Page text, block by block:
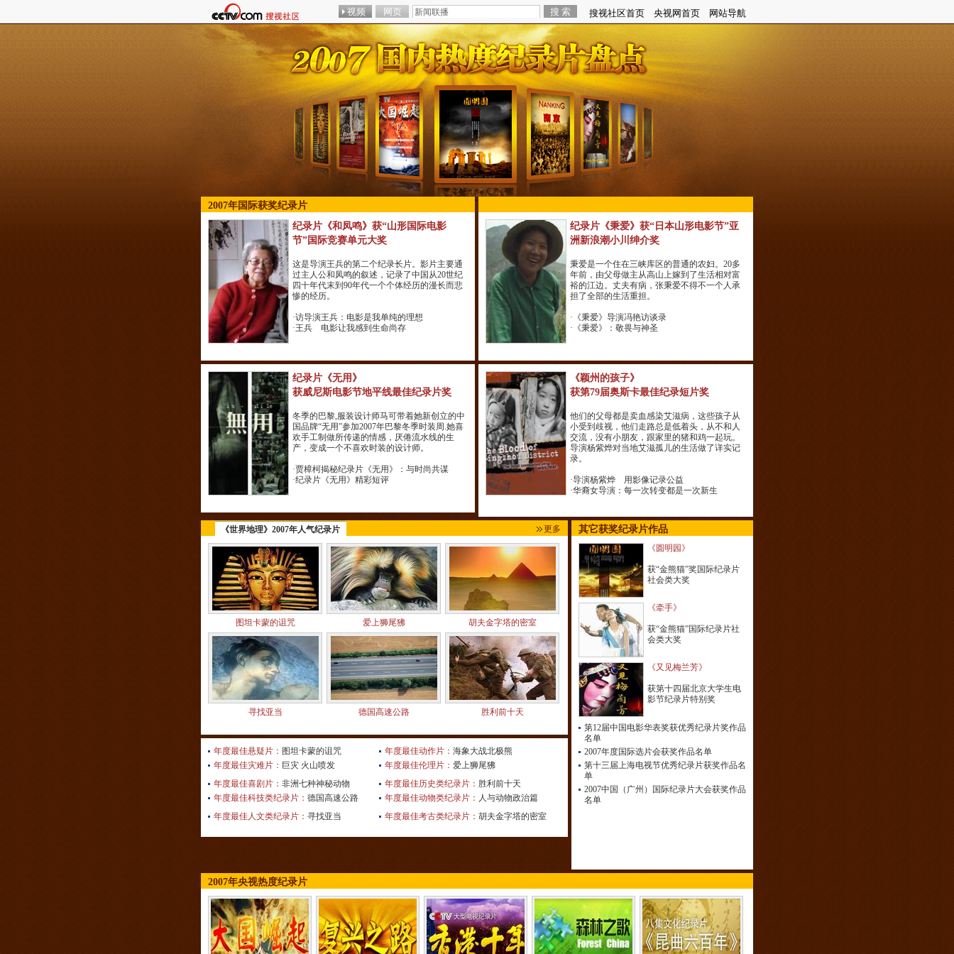
2007年国际获奖纪录片
纪录片《和凤鸣》获“山形国际电影
节”国际竞赛单元大奖
这是导演王兵的第二个纪录长片。影片主要通
过主人公和凤鸣的叙述，记录了中国从20世纪
四十年代末到90年代一个个体经历的漫长而悲
惨的经历。
·访导演王兵：电影是我单纯的理想
·王兵 电影让我感到生命尚存
纪录片《无用》
获威尼斯电影节地平线最佳纪录片奖
冬季的巴黎,服装设计师马可带着她新创立的中
国品牌“无用”参加2007年巴黎冬季时装周.她喜
欢手工制做所传递的情感，厌倦流水线的生
产，变成一个不喜欢时装的设计师。
·贾樟柯揭秘纪录片《无用》：与时尚共谋
·纪录片《无用》精彩短评
纪录片《秉爱》获“日本山形电影节”亚
洲新浪潮小川绅介奖
秉爱是一个住在三峡库区的普通的农妇。20多
年前，由父母做主从高山上嫁到了生活相对富
裕的江边。丈夫有病，张秉爱不得不一个人承
担了全部的生活重担。
· 《秉爱》导演冯艳访谈录
· 《秉爱》：敬畏与神圣
《颖州的孩子》
获第79届奥斯卡最佳纪录短片奖
他们的父母都是卖血感染艾滋病，这些孩子从
小受到歧视，他们走路总是低着头，从不和人
交流，没有小朋友，跟家里的猪和鸡一起玩。
导演杨紫烨对当地艾滋孤儿的生活做了详实记
录。
·导演杨紫烨 用影像记录公益
·华裔女导演：每一次转变都是一次新生
更多
《世界地理》2007年人气纪录片
图坦卡蒙的诅咒 爱上狮尾狒 胡夫金字塔的密室
寻找亚当 德国高速公路 胜利前十天
年度最佳悬疑片： 图坦卡蒙的诅咒 年度最佳动作片：海象大战北极熊
年度最佳灾难片： 巨灾 火山喷发 年度最佳伦理片：爱上狮尾狒
年度最佳喜剧片： 非洲七种神秘动物 年度最佳历史类纪录片： 胜利前十天
年度最佳科技类纪录片： 德国高速公路 年度最佳动物类纪录片： 人与动物政治篇
年度最佳人文类纪录片： 寻找亚当 年度最佳考古类纪录片：胡夫金字塔的密室
其它获奖纪录片作品
《圆明园》
获“金熊猫”奖国际纪录片
社会类大奖
《牵手》
获“金熊猫”国际纪录片社
会类大奖
《又见梅兰芳》
获第十四届北京大学生电
影节纪录片特别奖
第12届中国电影华表奖获优秀纪录片奖作品
名单
2007年度国际选片会获奖作品名单
第十三届上海电视节优秀纪录片获奖作品名
单
2007中国（广州）国际纪录片大会获奖作品
名单
2007年央视热度纪录片